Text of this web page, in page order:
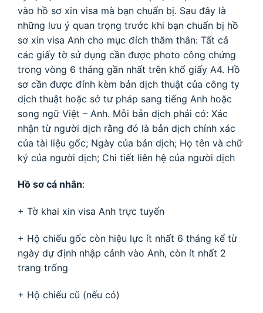
vào hồ sơ xin visa mà bạn chuẩn bị. Sau đây là
những lưu ý quan trọng trước khi bạn chuẩn bị hồ
sơ xin visa Anh cho mục đích thăm thân: Tất cả
các giấy tờ sử dụng cần được photo công chứng
trong vòng 6 tháng gần nhất trên khổ giấy A4. Hồ
sơ cần được đính kèm bản dịch thuật của công ty
dịch thuật hoặc sở tư pháp sang tiếng Anh hoặc
song ngữ Việt – Anh. Mỗi bản dịch phải có: Xác
nhận từ người dịch rằng đó là bản dịch chính xác
của tài liệu gốc; Ngày của bản dịch; Họ tên và chữ
ký của người dịch; Chi tiết liên hệ của người dịch
Hồ sơ cá nhân:
+ Tờ khai xin visa Anh trực tuyến
+ Hộ chiếu gốc còn hiệu lực ít nhất 6 tháng kể từ
ngày dự định nhập cảnh vào Anh, còn ít nhất 2
trang trống
+ Hộ chiếu cũ (nếu có)